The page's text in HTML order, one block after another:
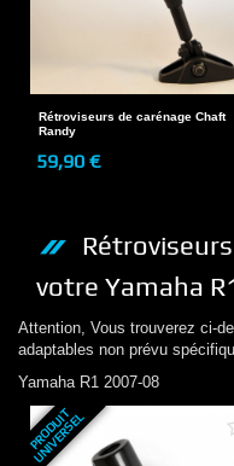
Rétroviseurs de carénage Chaft
Randy
59,90 €
Rétroviseurs
votre Yamaha
Attention, Vous trouverez ci-
adaptables non prévu
Yamaha R1 2007-08
P
R
O
D
U
I
T
U
N
I
V
E
R
S
E
L